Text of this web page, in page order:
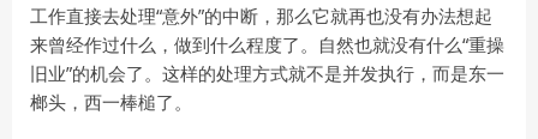
工作直接去处理“意外”的中断，那么它就再也没有办法想起
来曾经作过什么，做到什么程度了。自然也就没有什么“重操
旧业”的机会了。这样的处理方式就不是并发执行，而是东一
榔头，西一棒槌了。